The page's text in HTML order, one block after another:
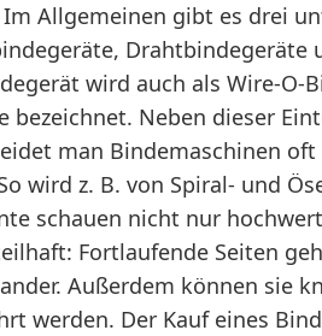
Allgemeinen gibt es drei
Drahtbindegeräte
wird auch als Wire-
bezeichnet. Neben dieser
man Bindemaschinen
wird z. B. von Spiral- und
schauen nicht nur
Fortlaufende Seiten
Außerdem können sie
werden. Der Kauf eines